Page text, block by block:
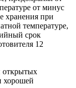
от минус
хранения при
температуре,
срок
12
открытых
хорошей